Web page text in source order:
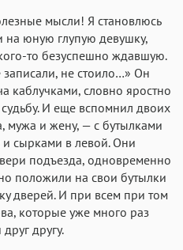
мысли! Я становлюсь
на юную глупую девушку,
то безуспешно ждавшую.
записали, не стоило…» Он
каблучками, словно яростно
И еще вспомнил двоих
мужа и жену, — с бутылками
сырками в левой. Они
подъезда, одновременно
положили на свои бутылки
дверей. И при всем при том
которые уже много раз
другу.